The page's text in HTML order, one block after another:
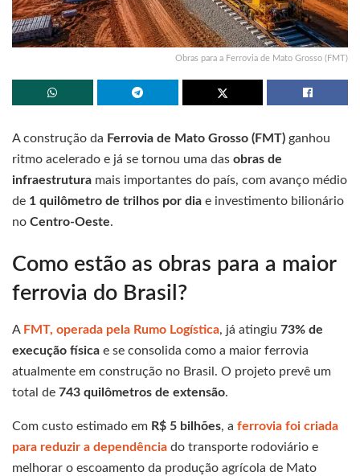
Obras para a Ferrovia de Mato Grosso (FMT)
A construção da Ferrovia de Mato Grosso (FMT) ganhou
ritmo acelerado e já se tornou uma das obras de
infraestrutura mais importantes do país, com avanço médio
de 1 quilômetro de trilhos por dia e investimento bilionário
no Centro-Oeste.
Como estão as obras para a maior
ferrovia do Brasil?
A FMT, operada pela Rumo Logística, já atingiu 73% de
execução física e se consolida como a maior ferrovia
atualmente em construção no Brasil. O projeto prevê um
total de 743 quilômetros de extensão.
Com custo estimado em R$ 5 bilhões, a ferrovia foi criada
para reduzir a dependência do transporte rodoviário e
melhorar o escoamento da produção agrícola de Mato